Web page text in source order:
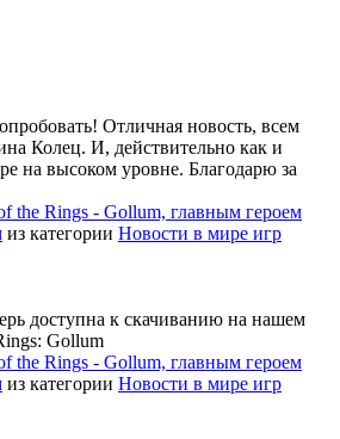
Отличная новость, всем
Колец. И, действительно как и
на высоком уровне. Благодарю за
the Rings - Gollum, главным героем
из категории Новости в мире игр
доступна к скачиванию на нашем
Gollum
the Rings - Gollum, главным героем
из категории Новости в мире игр